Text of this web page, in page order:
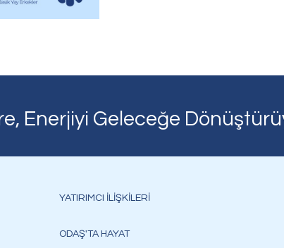
Enerjiyi Geleceğe
YATIRIMCI İLİŞKİLERİ
ODAŞ'TA HAYAT